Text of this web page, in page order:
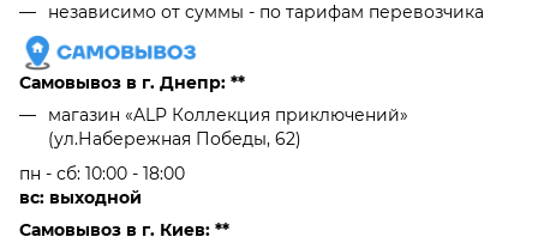
независимо от cуммы - по тарифам перевозчика
Самовывоз в г. Днепр: **
магазин «ALP Коллекция приключений»
(ул.Набережная Победы, 62)
пн - сб: 10:00 - 18:00
вс: выходной
Самовывоз в г. Киев: **